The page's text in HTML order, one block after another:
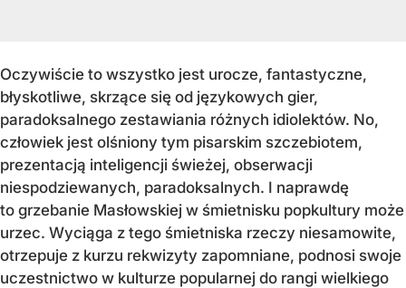
Oczywiście to wszystko jest urocze, fantastyczne,
błyskotliwe, skrzące się od językowych gier,
paradoksalnego zestawiania różnych idiolektów. No,
człowiek jest olśniony tym pisarskim szczebiotem,
prezentacją inteligencji świeżej, obserwacji
niespodziewanych, paradoksalnych. I naprawdę
to grzebanie Masłowskiej w śmietnisku popkultury może
urzec. Wyciąga z tego śmietniska rzeczy niesamowite,
otrzepuje z kurzu rekwizyty zapomniane, podnosi swoje
uczestnictwo w kulturze popularnej do rangi wielkiego